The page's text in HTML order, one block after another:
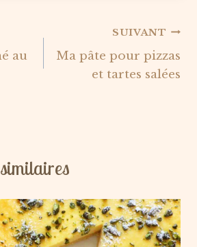
au
SUIVANT
Ma pâte pour pizzas
et tartes salées